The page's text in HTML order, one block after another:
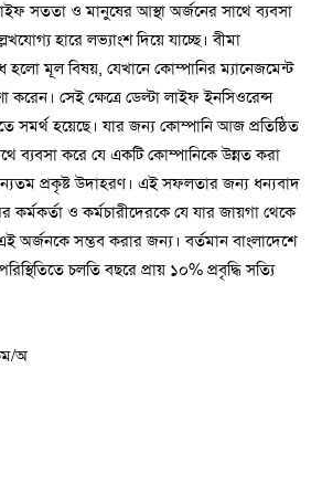
সততা ও মানুষের আস্থা অর্জনের সাথে ব্যবসা
হারে লভ্যাংশ দিয়ে যাচ্ছে। বীমা
হলো মূল বিষয়, যেখানে কোম্পানির ম্যানেজমেন্ট
সেই ক্ষেত্রে ডেল্টা লাইফ ইনসিওরেন্স
সমর্থ হয়েছে। যার জন্য কোম্পানি আজ প্রতিষ্ঠিত
ব্যবসা করে যে একটি কোম্পানিকে উন্নত করা
প্রকৃষ্ট উদাহরণ। এই সফলতার জন্য ধন্যবাদ
কর্মকর্তা ও কর্মচারীদেরকে যে যার জায়গা থেকে
অর্জনকে সম্ভব করার জন্য। বর্তমান বাংলাদেশে
চলতি বছরে প্রায় ১০% প্রবৃদ্ধি সত্যি
অ